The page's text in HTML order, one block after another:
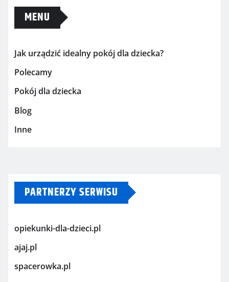
MENU
Jak urządzić idealny pokój dla dziecka?
Polecamy
Pokój dla dziecka
Blog
Inne
PARTNERZY SERWISU
opiekunki-dla-dzieci.pl
ajaj.pl
spacerowka.pl